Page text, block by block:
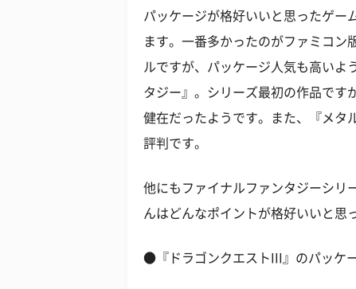
パッケージが格好いいと思ったゲー
ます。一番多かったのがファミコン
ルですが、パッケージ人気も高いよ
タジー』。シリーズ最初の作品です
健在だったようです。また、『メタ
評判です。
他にもファイナルファンタジーシリ
んはどんなポイントが格好いいと思
●『ドラゴンクエストIII』のパッケ